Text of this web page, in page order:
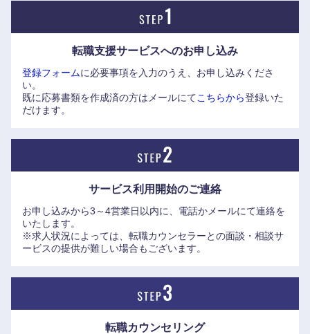
り、経営に関わる幅広い知識を身につけることができる。
制度などに加えて、社員の成長のための自己投資を支援する
制度もある（資格取得費用など年間10万円を補助）。
転職支援サービスへのお申し込み
登録フォームに必要事項を入力のうえ、お申し込みくださ
い。
既に応募書類を作成済の方はメールにてこちらから登録いた
だけます。
サービス利用開始のご連絡
お申し込みから3～4営業日以内に、電話かメールにて連絡を
いたします。
※求人状況によっては、転職カウンセラーとの面談・相談サ
ービスの提供が難しい場合もございます。
転職カウンセリング
大阪府 兵庫県
奈良県 和歌山県